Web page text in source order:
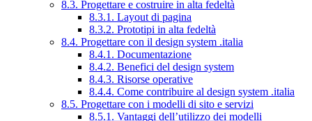
8.3. Progettare e costruire in alta fedeltà
8.3.1. Layout di pagina
8.3.2. Prototipi in alta fedeltà
8.4. Progettare con il design system .italia
8.4.1. Documentazione
8.4.2. Benefici del design system
8.4.3. Risorse operative
8.4.4. Come contribuire al design system .italia
8.5. Progettare con i modelli di sito e servizi
8.5.1. Vantaggi dell’utilizzo dei modelli